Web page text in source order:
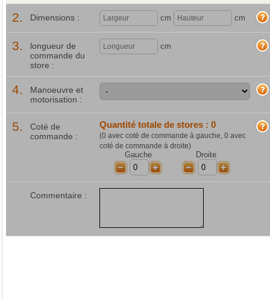
2. Dimensions : cm cm
3.
longueur de
commande du
store :
cm
4.
Manoeuvre et
motorisation :
5.
Coté de
commande :
Quantité totale de stores : 0
(0 avec coté de commande à gauche, 0 avec
coté de commande à droite)
Gauche
Droite
Commentaire :